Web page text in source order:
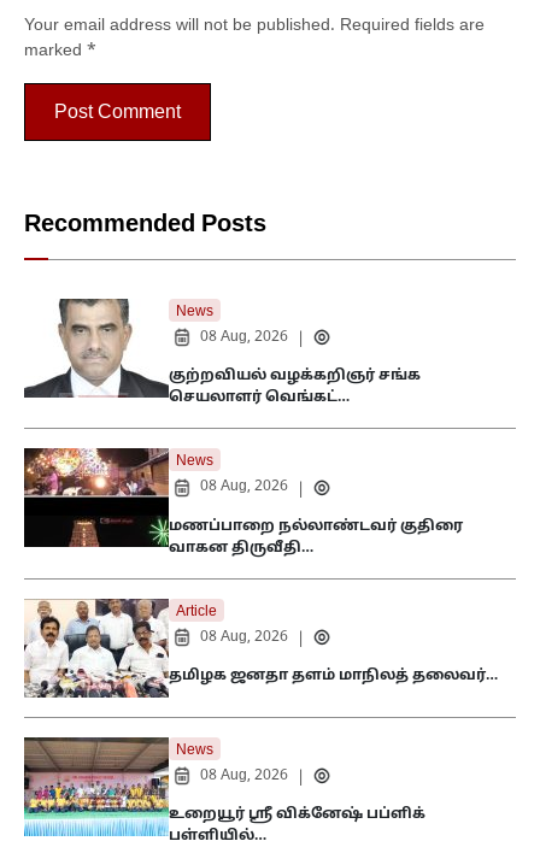
Your email address will not be published. Required fields are
marked *
Recommended Posts
News
08 Aug, 2026
குற்றவியல் வழக்கறிஞர் சங்க
செயலாளர் வெங்கட்…
News
08 Aug, 2026
மணப்பாறை நல்லாண்டவர் குதிரை
வாகன திருவீதி…
Article
08 Aug, 2026
தமிழக ஜனதா தளம் மாநிலத் தலைவர்…
News
08 Aug, 2026
உறையூர் ஸ்ரீ விக்னேஷ் பப்ளிக்
பள்ளியில்…